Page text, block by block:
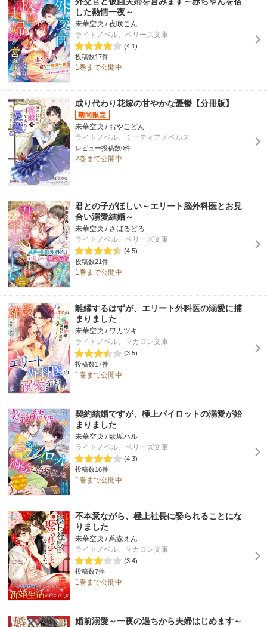
した熱情一夜～
未華空央 / 夜咲こん
ライトノベル、ベリーズ文庫
(4.1)
投稿数17件
1巻まで公開中
成り代わり花嫁の甘やかな憂鬱【分冊版】
未華空央 / おやこどん
ライトノベル、ミーティアノベルス
レビュー投稿数0件
2巻まで公開中
君との子がほしい～エリート脳外科医とお見
合い溺愛結婚～
未華空央 / さばるどろ
ライトノベル、ベリーズ文庫
(4.5)
投稿数21件
1巻まで公開中
離縁するはずが、エリート外科医の溺愛に捕
まりました
未華空央 / ワカツキ
ライトノベル、マカロン文庫
(3.5)
投稿数17件
1巻まで公開中
契約結婚ですが、極上パイロットの溺愛が始
まりました
未華空央 / 欧坂ハル
ライトノベル、ベリーズ文庫
(4.3)
投稿数16件
1巻まで公開中
不本意ながら、極上社長に娶られることにな
りました
未華空央 / 蔦森えん
ライトノベル、マカロン文庫
(3.4)
投稿数7件
1巻まで公開中
婚前溺愛～一夜の過ちから夫婦はじめます～